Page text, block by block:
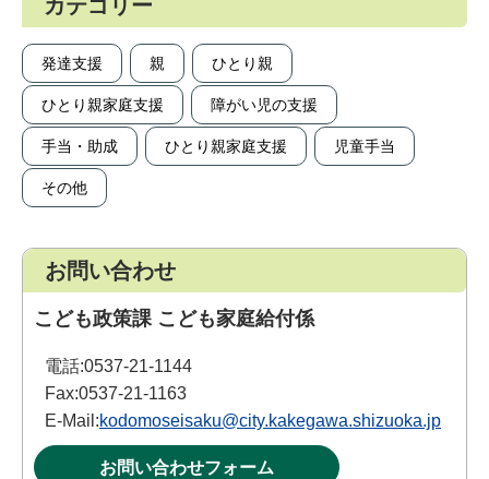
カテゴリー
発達支援 親 ひとり親
ひとり親家庭支援 障がい児の支援
手当・助成 ひとり親家庭支援 児童手当
その他
お問い合わせ
こども政策課 こども家庭給付係
電話:0537-21-1144
Fax:0537-21-1163
E-Mail:kodomoseisaku@city.kakegawa.shizuoka.jp
お問い合わせフォーム